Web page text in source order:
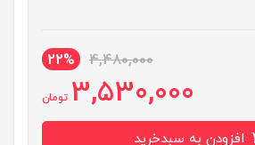
4,480,000
22%
3,530,000 تومان